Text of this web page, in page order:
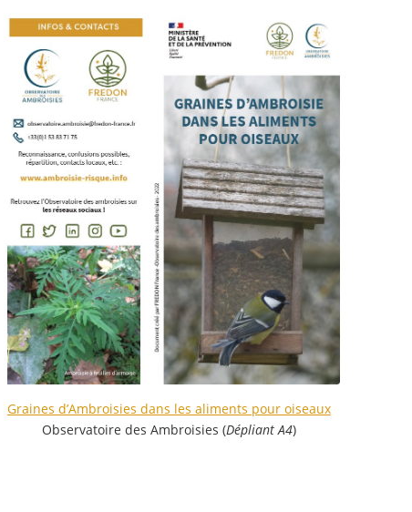
Graines d’Ambroisies dans les aliments pour oiseaux
Observatoire des Ambroisies (Dépliant A4)